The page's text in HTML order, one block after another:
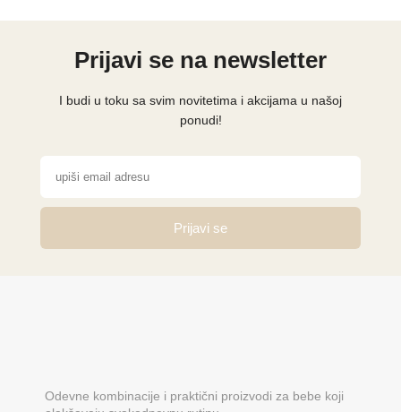
Prijavi se na newsletter
I budi u toku sa svim novitetima i akcijama u našoj
ponudi!
Prijavi se
Odevne kombinacije i praktični proizvodi za bebe koji